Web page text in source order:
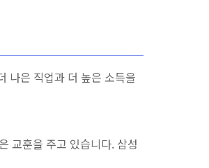
나은 직업과 더 높은 소득을
교훈을 주고 있습니다. 삼성